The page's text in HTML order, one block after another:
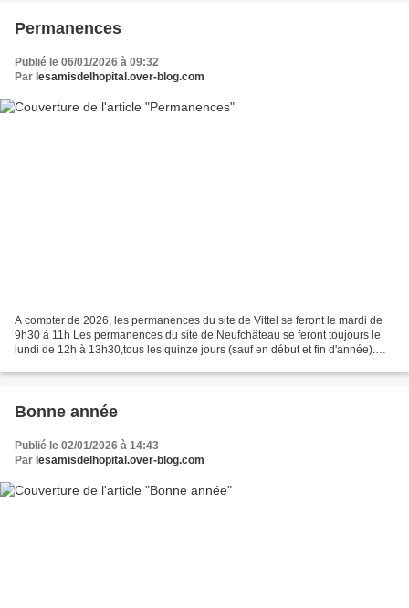
Permanences
Publié le 06/01/2026 à 09:32
Par lesamisdelhopital.over-blog.com
A compter de 2026, les permanences du site de Vittel se feront le mardi de
9h30 à 11h Les permanences du site de Neufchâteau se feront toujours le
lundi de 12h à 13h30,tous les quinze jours (sauf en début et fin d'année).
Bonne année
Publié le 02/01/2026 à 14:43
Par lesamisdelhopital.over-blog.com